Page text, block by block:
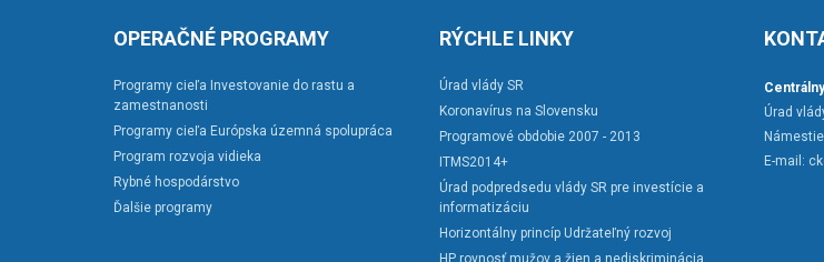
OPERAČNÉ PROGRAMY
Programy cieľa Investovanie do rastu a
zamestnanosti
Programy cieľa Európska územná spolupráca
Program rozvoja vidieka
Rybné hospodárstvo
Ďalšie programy
RÝCHLE LINKY
Úrad vlády SR
Koronavírus na Slovensku
Programové obdobie 2007 - 2013
ITMS2014+
Úrad podpredsedu vlády SR pre investície a
informatizáciu
Horizontálny princíp Udržateľný rozvoj
HP rovnosť mužov a žien a nediskriminácia
Úrad
E-mail: